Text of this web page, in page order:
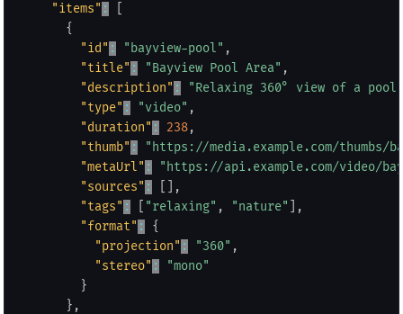
"items" :
{
"id" : "bayview-pool" ,
"title" : "Bayview Pool Area" ,
"description" :
"Relaxing 360° view of a
"type" : "video" ,
"duration" : 238,
"thumb" :
"https://media.example.com/thumbs/
"metaUrl" :
"https://api.example.com/video/
"sources" :
,
"tags" : "relaxing" , "nature"
,
"format" :
{
"projection" : "360" ,
"stereo" :
"mono"
}
} ,